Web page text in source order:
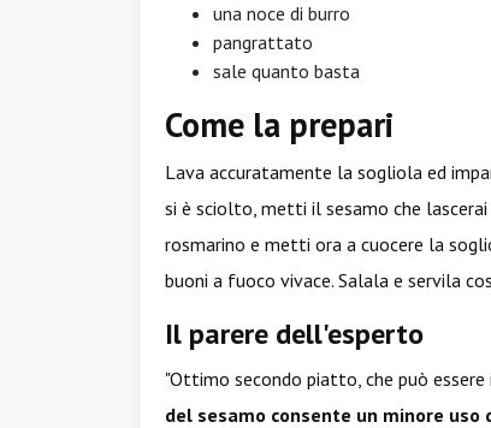
una noce di burro
pangrattato
sale quanto basta
Come la prepari
Lava accuratamente la sogliola ed
si è sciolto, metti il sesamo che
rosmarino e metti ora a cuocere la
buoni a fuoco vivace. Salala e servila
Il parere dell'esperto
"Ottimo secondo piatto, che può
del sesamo consente un minore uso